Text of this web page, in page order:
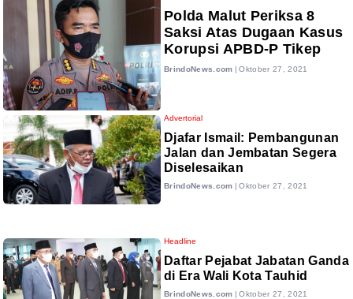
Polda Malut Periksa 8
Saksi Atas Dugaan Kasus
Korupsi APBD-P Tikep
BrindoNews.com | Oktober 27, 2021
Advertorial
Djafar Ismail: Pembangunan
Jalan dan Jembatan Segera
Diselesaikan
BrindoNews.com | Oktober 27, 2021
Headline
Daftar Pejabat Jabatan Ganda
di Era Wali Kota Tauhid
BrindoNews.com | Oktober 27, 2021